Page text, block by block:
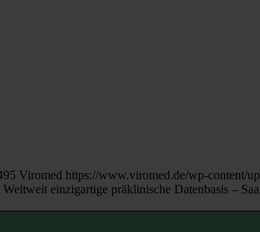
Viromed https://www.viromed.de/wp-content/
einzigartige präklinische Datenbasis –